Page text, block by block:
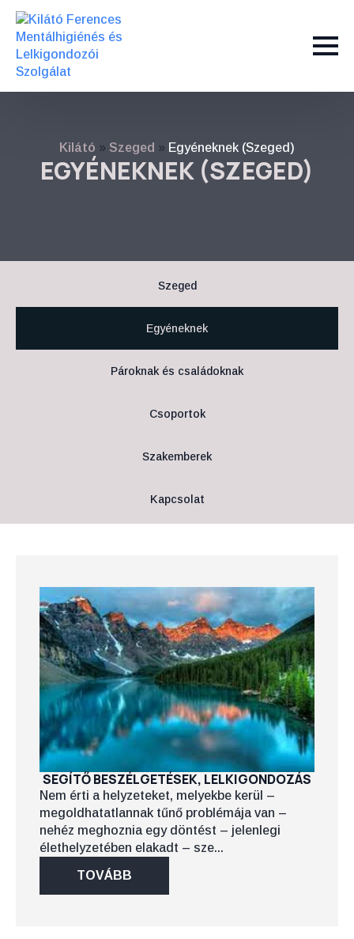
Kilátó » Szeged » Egyéneknek (Szeged)
EGYÉNEKNEK (SZEGED)
Szeged
Egyéneknek
Pároknak és családoknak
Csoportok
Szakemberek
Kapcsolat
SEGÍTŐ BESZÉLGETÉSEK, LELKIGONDOZÁS
Nem érti a helyzeteket, melyekbe kerül –
megoldhatatlannak tűnő problémája van –
nehéz meghoznia egy döntést – jelenlegi
élethelyzetében elakadt – sze...
TOVÁBB